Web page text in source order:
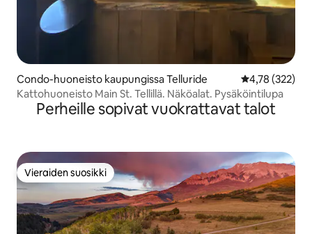
Condo-huoneisto kaupungissa Telluride
4,78 (322)
Kattohuoneisto Main St. Tellillä. Näköalat. Pysäköintilupa
Perheille sopivat vuokrattavat talot
Vieraiden suosikki
Vieraiden suosikki